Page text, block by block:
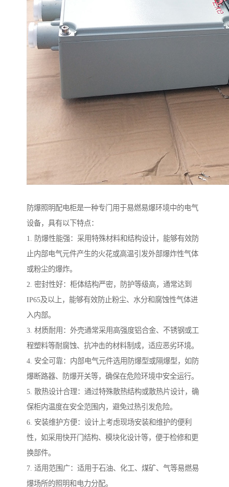
防爆照明配电柜是一种专门用于易燃易爆环境中的电气
设备，具有以下特点：
1. 防爆性能强：采用特殊材料和结构设计，能够有效防
止内部电气元件产生的火花或高温引发外部爆炸性气体
或粉尘的爆炸。
2. 密封性好：柜体结构严密，防护等级高，通常达到
IP65及以上，能够有效防止粉尘、水分和腐蚀性气体进
入内部。
3. 材质耐用：外壳通常采用高强度铝合金、不锈钢或工
程塑料等耐腐蚀、抗冲击的材料制成，适应恶劣环境。
4. 安全可靠：内部电气元件选用防爆型或隔爆型，如防
爆断路器、防爆开关等，确保在危险环境中安全运行。
5. 散热设计合理：通过特殊散热结构或散热片设计，确
保柜内温度在安全范围内，避免过热引发危险。
6. 安装维护方便：设计上考虑现场安装和维护的便利
性，如采用快开门结构、模块化设计等，便于检修和更
换部件。
7. 适用范围广：适用于石油、化工、煤矿、气等易燃易
爆场所的照明和电力分配。